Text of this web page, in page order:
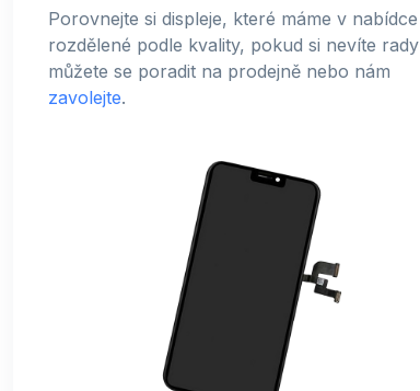
Porovnejte si displeje, které máme v nabídce
rozdělené podle kvality, pokud si nevíte rady
můžete se poradit na prodejně nebo nám
zavolejte.